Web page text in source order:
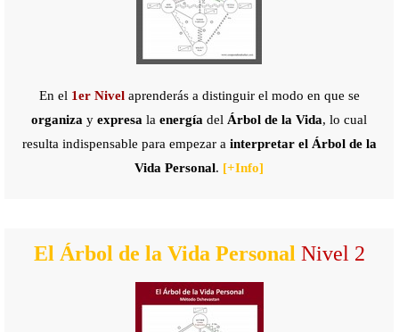
En el 1er Nivelaprenderás a distinguir el modo en que se
organizayexpresa laenergía del Árbol de la Vida, lo cual
resulta indispensable para empezar a interpretar el Árbol de la
Vida Personal. [+Info]
El Árbol de la Vida Personal Nivel 2